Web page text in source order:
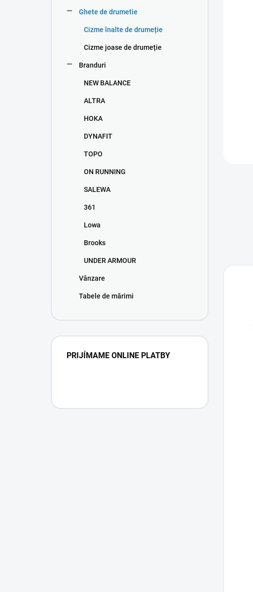
Ghete de drumetie
Cizme înalte de drumeție
Cizme joase de drumeție
Branduri
NEW BALANCE
ALTRA
HOKA
DYNAFIT
TOPO
ON RUNNING
SALEWA
361
Lowa
Brooks
UNDER ARMOUR
Vânzare
Tabele de mărimi
PRIJÍMAME ONLINE PLATBY